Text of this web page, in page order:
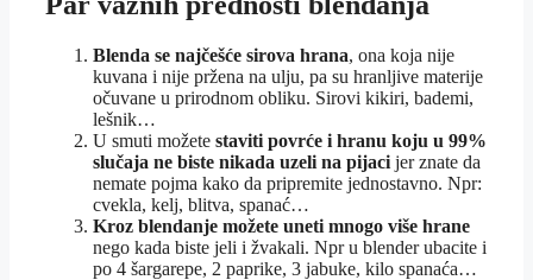
Blenda se najčešće sirova hrana, ona koja nije
kuvana i nije pržena na ulju, pa su hranljive materije
očuvane u prirodnom obliku. Sirovi kikiri, bademi,
lešnik…
U smuti možete staviti povrće i hranu koju u 99%
slučaja ne biste nikada uzeli na pijaci jer znate da
nemate pojma kako da pripremite jednostavno. Npr:
cvekla, kelj, blitva, spanać…
Kroz blendanje možete uneti mnogo više hrane
nego kada biste jeli i žvakali. Npr u blender ubacite i
po 4 šargarepe, 2 paprike, 3 jabuke, kilo spanaća…